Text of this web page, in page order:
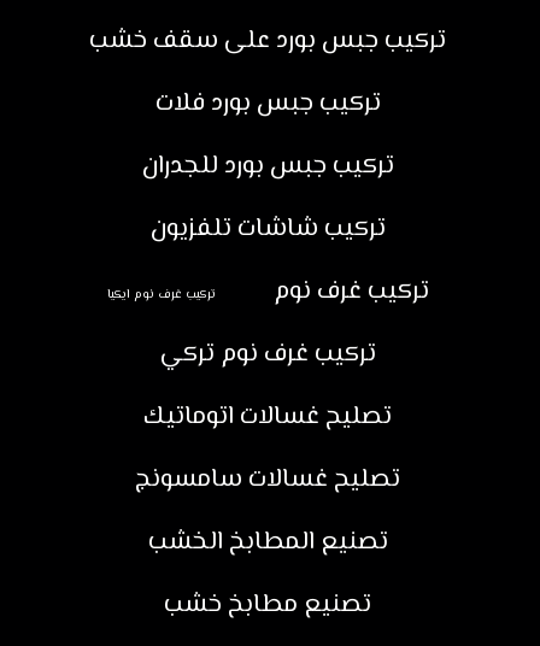
تركيب جبس بورد على سقف خشب
تركيب جبس بورد فلات
تركيب جبس بورد للجدران
تركيب شاشات تلفزيون
تركيب غرف نوم
تركيب غرف نوم ايكيا
تركيب غرف نوم تركي
تصليح غسالات اتوماتيك
تصليح غسالات سامسونج
تصنيع المطابخ الخشب
تصنيع مطابخ خشب